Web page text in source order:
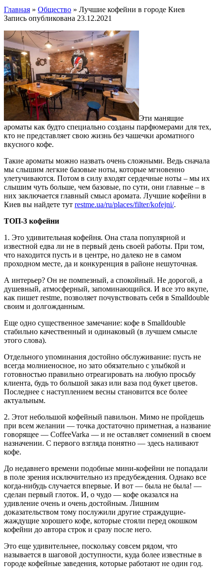
Главная » Общество » Лучшие кофейни в городе Киев
Запись опубликована 23.12.2021
Эти манящие
ароматы как будто специально созданы парфюмерами для тех,
кто не представляет свою жизнь без чашечки ароматного
вкусного кофе.
Такие ароматы можно назвать очень сложными. Ведь сначала
мы слышим легкие базовые ноты, которые мгновенно
улетучиваются. Потом в силу входят сердечные ноты – мы их
слышим чуть больше, чем базовые, по сути, они главные – в
них заключается главный смысл аромата. Лучшие кофейни в
Киев вы найдете тут restme.ua/ru/places/filter/kofejni/.
ТОП-3 кофейни
1. Это удивительная кофейня. Она стала популярной и
известной едва ли не в первый день своей работы. При том,
что находится пусть и в центре, но далеко не в самом
проходном месте, да и конкуренция в районе нешуточная.
А интерьер? Он не помпезный, а спокойный. Не дорогой, а
душевный, атмосферный, запоминающийся. И все это вкупе,
как пишет restme, позволяет почувствовать себя в Smalldouble
своим и долгожданным.
Еще одно существенное замечание: кофе в Smalldouble
стабильно качественный и одинаковый (в лучшем смысле
этого слова).
Отдельного упоминания достойно обслуживание: пусть не
всегда молниеносное, но зато обязательно с улыбкой и
готовностью правильно отреагировать на любую просьбу
клиента, будь то большой заказ или ваза под букет цветов.
Последнее с наступлением весны становится все более
актуальным.
2. Этот небольшой кофейный павильон. Мимо не пройдешь
при всем желании — точка достаточно приметная, а название
говорящее — CoffeeVarka — и не оставляет сомнений в своем
назначении. С первого взгляда понятно — здесь наливают
кофе.
До недавнего времени подобные мини-кофейни не попадали
в поле зрения исключительно из предубеждения. Однако все
когда-нибудь случается впервые. И вот — была не была! —
сделан первый глоток. И, о чудо — кофе оказался на
удивление очень и очень достойным. Лишним
доказательством тому послужили другие страждущие-
жаждущие хорошего кофе, которые стояли перед окошком
кофейни до автора строк и сразу после него.
Это еще удивительнее, поскольку совсем рядом, что
называется в шаговой доступности, куда более известные в
городе кофейные заведения, которые работают не один год.